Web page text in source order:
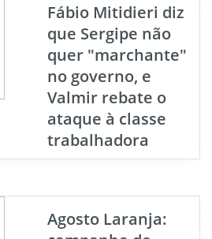
Fábio Mitidieri diz
que Sergipe não
quer "marchante"
no governo, e
Valmir rebate o
ataque à classe
trabalhadora
Agosto Laranja: